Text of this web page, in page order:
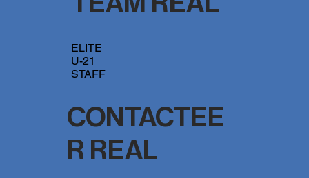
CONTACTEE
R REAL
ELITE
U-21
STAFF